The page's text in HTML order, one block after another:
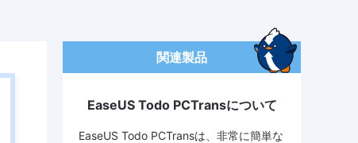
関連製品
EaseUS Todo PCTransについて
EaseUS Todo PCTransは、非常に簡単な